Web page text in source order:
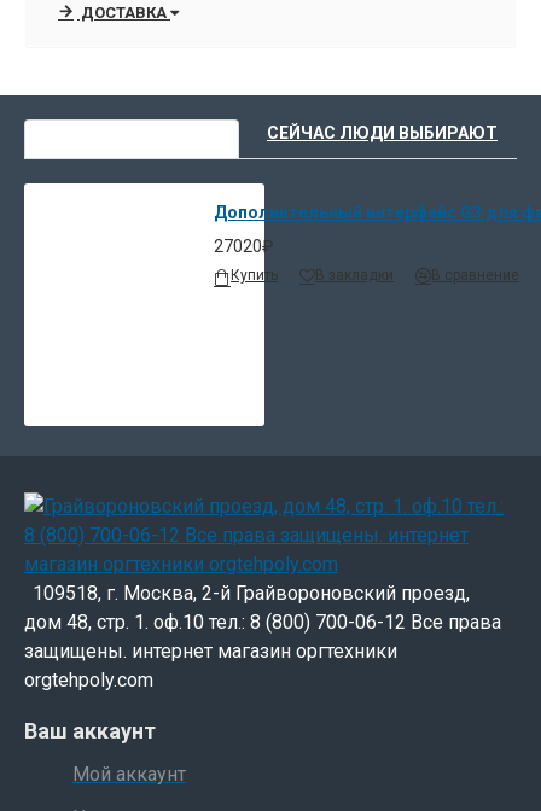
ДОСТАВКА
СЕЙЧАС ЛЮДИ ВЫБИРАЮТ
Дополнительный интерфейс G3 для
27020₽
Купить В закладки В сравнение
109518, г. Москва, 2-й Грайвороновский проезд,
дом 48, стр. 1. оф.10 тел.: 8 (800) 700-06-12 Все права
защищены. интернет магазин оргтехники
orgtehpoly.com
Ваш аккаунт
Мой аккаунт